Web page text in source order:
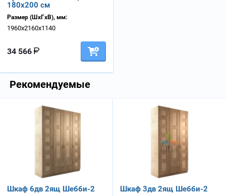
180х200 см
Размер (ШхГхВ), мм:
1960х2160х1140
34 566
Рекомендуемые
Шкаф 6дв 2ящ Шебби-2 Шкаф 3дв 2ящ Шебби-2